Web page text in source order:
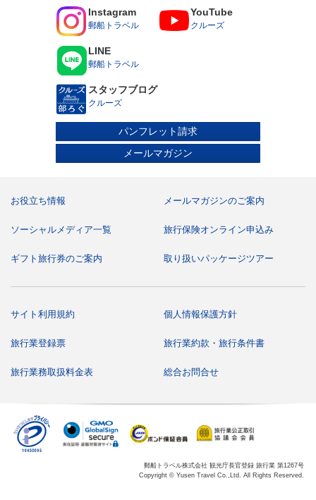
す。乳幼児（6歳までの未就学児）のお子様は、お申し込み
時に運航会社指定の承諾書の提出が必要となります。
15歳以上18歳未満の方は単独でもご乗船いただけますが、
お申し込み時に保護者の同意書の提出が必要です。
医療器具をお持ち込みされる場合はお申し込み時にお申し
出ください。診断書および承諾書を提出いただく場合があ
ります。
い。運航会社指定の診断書および承諾書を提出いただきま
す。
車いすなどの器具をご利用になっている方や心身に障がい
のある方、身体障がい者補助犬（盲導犬、聴導犬、介助
犬）をお連れの方はお申し込み時にお申し出ください。ま
た、車いすをご利用の方については、船内および港での乗
下船におけるお客様の安全確保の観点から、いくつかの制
限を設けております。つきましては、お申し込み前に飛鳥
電動車いすをご使用の場合、前項のほか使用上の制限事項
についての承諾書の提出が必要となります。なお、電動カ
食物アレルギーでお食事の対応が必要な場合は、ご乗船後
面をお渡ししますので、お申し込みの際に旅行会社にお申
記載されたスケジュール、イベントおよび船内サービス等
天候による運航中止やスケジュール変更をはじめとした運
負担となります。
を除き自由行動中または寄港地観光ツアー等でお楽しみい
ただけるものです。
テレビ・雑誌等の取材関係者が予告なく乗船する場合がご
出発間際の運航中止やスケジュール変更について、申込書
に記載の携帯電話へショートメッセージでご連絡する場合
Instagram
郵船トラベル
YouTube
クルーズ
LINE
郵船トラベル
スタッフブログ
クルーズ
パンフレット請求
メールマガジン
お役立ち情報 メールマガジンのご案内
ソーシャルメディア一覧 旅行保険オンライン申込み
ギフト旅行券のご案内 取り扱いパッケージツアー
サイト利用規約 個人情報保護方針
旅行業登録票 旅行業約款・旅行条件書
旅行業務取扱料金表 総合お問合せ
郵船トラベル株式会社 観光庁長官登録 旅行業 第1267号
Copyright © Yusen Travel Co.,Ltd. All Rights Reserved.